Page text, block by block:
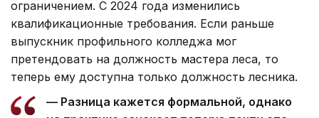
ограничением. С 2024 года изменились
квалификационные требования. Если раньше
выпускник профильного колледжа мог
претендовать на должность мастера леса, то
теперь ему доступна только должность лесника.
— Разница кажется формальной, однако